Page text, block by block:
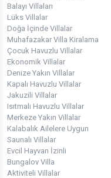
Balayı Villaları
Lüks Villalar
Doğa İçinde Villalar
Muhafazakar Villa Kiralama
Çocuk Havuzlu Villalar
Ekonomik Villalar
Denize Yakın Villalar
Kapalı Havuzlu Villalar
Jakuzili Villalar
Isıtmalı Havuzlu Villalar
Merkeze Yakın Villalar
Kalabalık Ailelere Uygun
Saunalı Villalar
Evcil Hayvan İzinli
Bungalov Villa
Aktiviteli Villalar